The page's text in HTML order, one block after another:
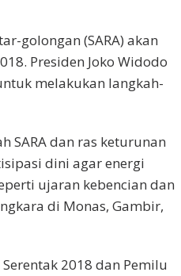
golongan (SARA) akan
Presiden Joko Widodo
melakukan langkah-
SARA dan ras keturunan
dini agar energi
ujaran kebencian dan
di Monas, Gambir,
2018 dan Pemilu